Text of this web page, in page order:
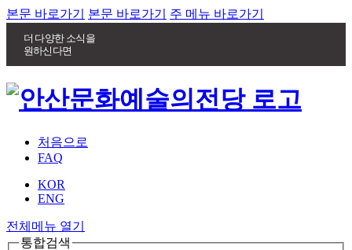
본문 바로가기 본문 바로가기 주 메뉴 바로가기
더 다양한 소식을
원하신다면
처음으로
FAQ
KOR
ENG
전체메뉴 열기
통합검색